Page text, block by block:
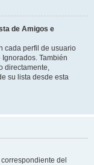
de Amigos e
cada perfil de usuario
También
directamente,
su lista desde esta
del